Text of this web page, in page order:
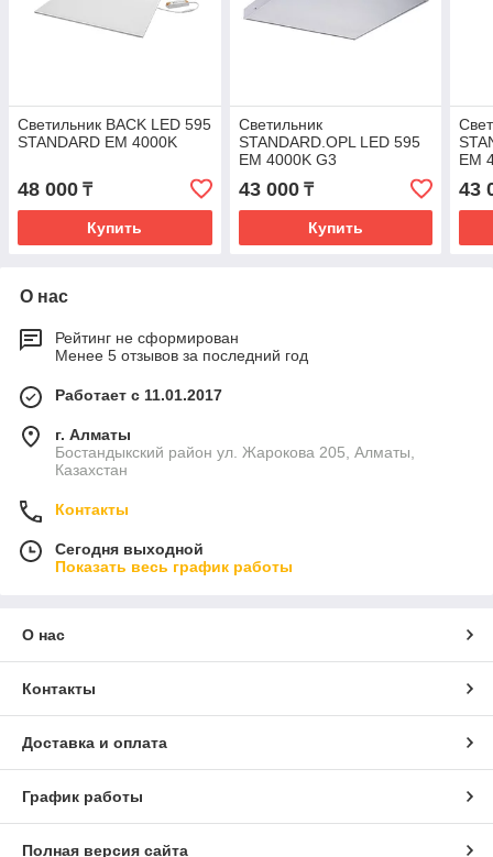
Светильник BACK LED 595
STANDARD EM 4000K
48 000 ₸
Купить
Светильник
STANDARD.OPL LED 595
EM 4000K G3
43 000₸
Купить
EM
43
О нас
Рейтинг не сформирован
Менее 5 отзывов за последний год
Работает с 11.01.2017
г. Алматы
Бостандыкский район ул. Жарокова 205, Алматы,
Казахстан
Контакты
Сегодня выходной
Показать весь график работы
О нас
Контакты
Доставка и оплата
График работы
Полная версия сайта